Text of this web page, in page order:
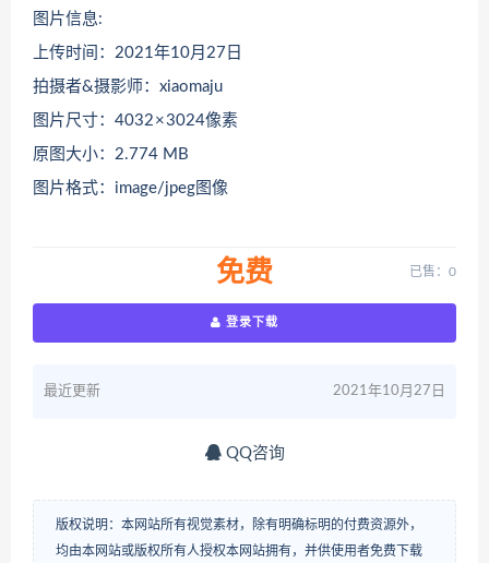
图片信息:
上传时间：2021年10月27日
拍摄者&摄影师：xiaomaju
图片尺寸：4032 × 3024像素
原图大小：2.774 MB
图片格式：image/jpeg图像
免费 已售：0
登录下载
最近更新 2021年10月27日
QQ咨询
版权说明：本网站所有视觉素材，除有明确标明的付费资源外，
均由本网站或版权所有人授权本网站拥有，并供使用者免费下载